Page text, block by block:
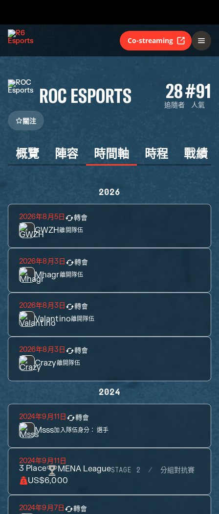
Co-streaming
ROC ESPORTS 28
追隨者
#91
人氣
關注
概覽 陣容 時間軸 時程 戰績
2026
2026年8月5日 轉會
GWZH離開隊伍
2026年8月3日 轉會
Mhagr離開隊伍
2026年8月3日 轉會
Valantino離開隊伍
2026年8月3日 轉會
Crazy離開隊伍
2024
2024年9月11日 轉會
Msss加入隊伍身分： 選手
2024年9月11日
3 Place MENA LeagueSTAGE 2 分組對抗賽
US$6,000
2024年9月7日 轉會